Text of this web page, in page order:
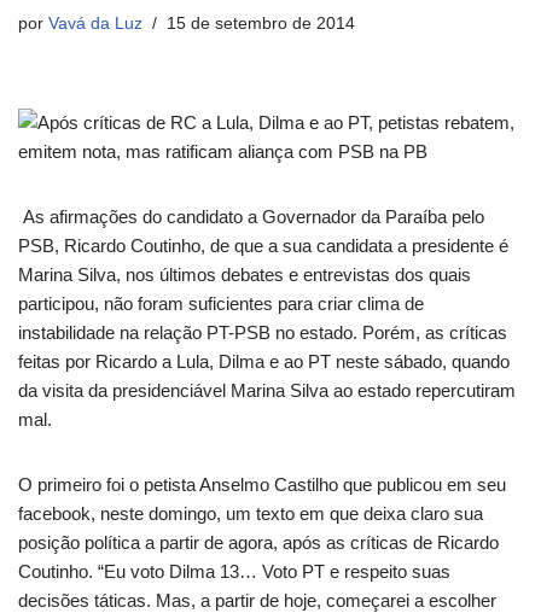
por Vavá da Luz 15 de setembro de 2014
As afirmações do candidato a Governador da Paraíba pelo
PSB, Ricardo Coutinho, de que a sua candidata a presidente é
Marina Silva, nos últimos debates e entrevistas dos quais
participou, não foram suficientes para criar clima de
instabilidade na relação PT-PSB no estado. Porém, as críticas
feitas por Ricardo a Lula, Dilma e ao PT neste sábado, quando
da visita da presidenciável Marina Silva ao estado repercutiram
mal.
O primeiro foi o petista Anselmo Castilho que publicou em seu
facebook, neste domingo, um texto em que deixa claro sua
posição política a partir de agora, após as críticas de Ricardo
Coutinho. “Eu voto Dilma 13… Voto PT e respeito suas
decisões táticas. Mas, a partir de hoje, começarei a escolher